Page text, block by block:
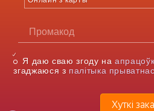
Я даю сваю згоду на
згаджаюся з палітыка
Хуткі